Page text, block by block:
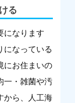
る
になります
になっている
にお住まいの
一・雑菌や汚
から、人工海